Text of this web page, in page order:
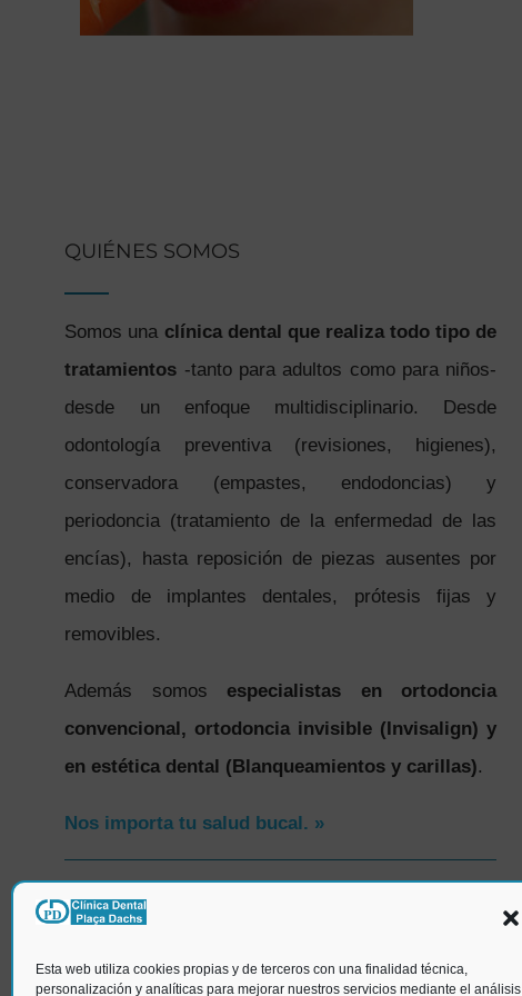
Esta web utiliza cookies propias y de terceros con una finalidad técnica,
personalización y analíticas para mejorar nuestros servicios mediante el análisis
QUIÉNES SOMOS
Somos una clínica dental que realiza todo tipo de
tratamientos -tanto para adultos como para niños-
desde un enfoque multidisciplinario. Desde
odontología preventiva (revisiones, higienes),
conservadora (empastes, endodoncias) y
periodoncia (tratamiento de la enfermedad de las
encías), hasta reposición de piezas ausentes por
medio de implantes dentales, prótesis fijas y
removibles.
Además somos especialistas en ortodoncia
convencional, ortodoncia invisible (Invisalign) y
en estética dental (Blanqueamientos y carillas).
Nos importa tu salud bucal. »
SÍGUENOS